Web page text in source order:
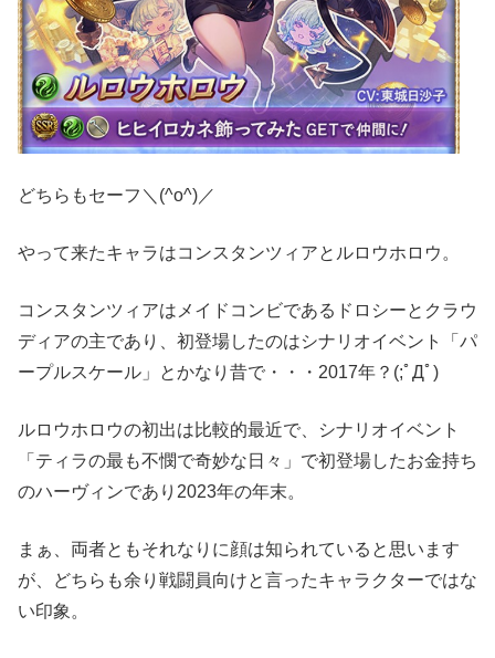
どちらもセーフ＼(^o^)／
やって来たキャラはコンスタンツィアとルロウホロウ。
コンスタンツィアはメイドコンビであるドロシーとクラウ
ディアの主であり、初登場したのはシナリオイベント「パ
ープルスケール」とかなり昔で・・・2017年？(;ﾟДﾟ)
ルロウホロウの初出は比較的最近で、シナリオイベント
「ティラの最も不憫で奇妙な日々」で初登場したお金持ち
のハーヴィンであり2023年の年末。
まぁ、両者ともそれなりに顔は知られていると思います
が、どちらも余り戦闘員向けと言ったキャラクターではな
い印象。